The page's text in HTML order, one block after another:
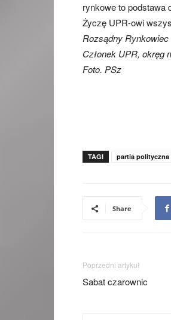
rynkowe to podstawa
Życzę UPR-owi
Rozsądny Rynkowiec
Członek UPR, okręg
Foto. PSz
TAGI partia polityczna
Share
Poprzedni artykuł
Sabat czarownic